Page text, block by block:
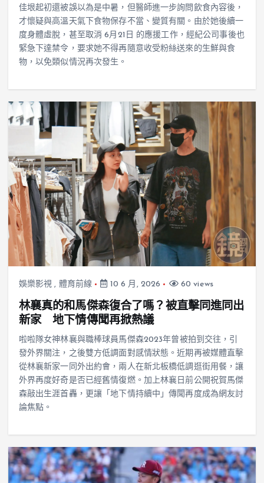
佳垠起初還被誤以為是中暑，但醫師進一步詢問飲食內容後，
才懷疑與高溫天氣下食物保存不當、變質有關。由於她後續一
度身體虛脫，甚至取消 6月21日 的應援工作，經紀公司事後也
緊急下達禁令，要求她不得再隨意收受粉絲送來的生鮮與食
物，以免類似情況再次發生。
娛樂影視 , 體育前線 10 6 月, 2026 60 views
林襄真的和馬傑森復合了嗎？被直擊同進同出
新家 地下情傳聞再掀熱議
啦啦隊女神林襄與職棒球員馬傑森2023年曾被拍到交往，引
發外界關注，之後雙方低調面對感情狀態。近期再被媒體直擊
從林襄新家一同外出約會，兩人在新北板橋低調逛街用餐，讓
外界再度好奇是否已經舊情復燃。加上林襄日前公開祝賀馬傑
森敲出生涯首轟，更讓「地下情持續中」傳聞再度成為網友討
論焦點。